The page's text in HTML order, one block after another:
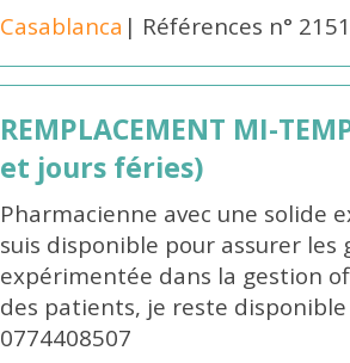
Casablanca | Références n°
REMPLACEMENT MI-
et jours féries)
Pharmacienne avec une solide
suis disponible pour assurer les
expérimentée dans la gestion
des patients, je reste
0774408507